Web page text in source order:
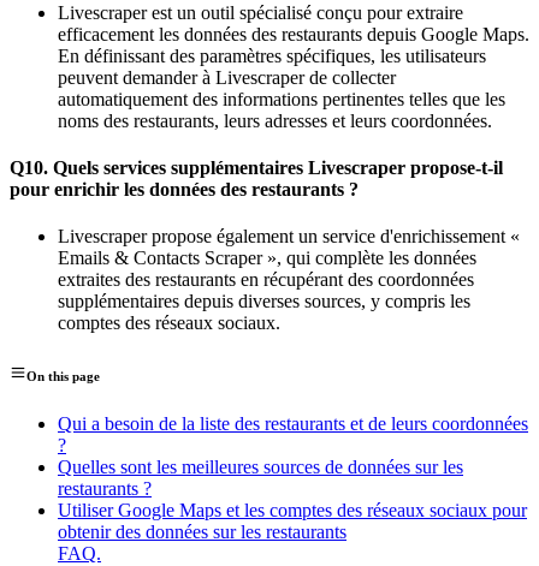
Livescraper est un outil spécialisé conçu pour extraire
efficacement les données des restaurants depuis Google Maps.
En définissant des paramètres spécifiques, les utilisateurs
peuvent demander à Livescraper de collecter
automatiquement des informations pertinentes telles que les
noms des restaurants, leurs adresses et leurs coordonnées.
Q10. Quels services supplémentaires Livescraper propose-t-il
pour enrichir les données des restaurants ?
Livescraper propose également un service d'enrichissement «
Emails & Contacts Scraper », qui complète les données
extraites des restaurants en récupérant des coordonnées
supplémentaires depuis diverses sources, y compris les
comptes des réseaux sociaux.
On this page
Qui a besoin de la liste des restaurants et de leurs coordonnées
?
Quelles sont les meilleures sources de données sur les
restaurants ?
Utiliser Google Maps et les comptes des réseaux sociaux pour
obtenir des données sur les restaurants
FAQ.